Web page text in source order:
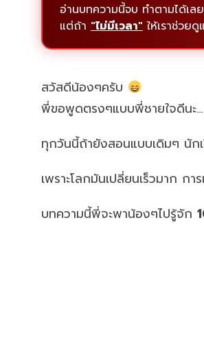
อ่านบทความนี้จบ ทำตามได้เล
แต่ถ้า "ไม่มีเวลา" ให้เราช่วยดู
สวัสดีน้องๆครับ
พี่ขอพูดตรงๆแบบพี่ชายใจดีนะ…
ทุกวันนี้ถ้ายังสอนแบบเดิมๆ นัก
เพราะโลกมันเปลี่ยนเร็วมาก ก
บทความนี้พี่จะพาน้องๆไปรู้จัก